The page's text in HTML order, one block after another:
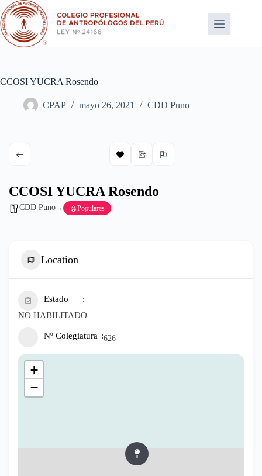
Saltar
al
contenido
CCOSI YUCRA Rosendo
CPAP mayo 26, 2021 CDD Puno
CCOSI YUCRA Rosendo
CDD Puno Populares
Location
Estado
NO HABILITADO
Nº Colegiatura 626
+
−